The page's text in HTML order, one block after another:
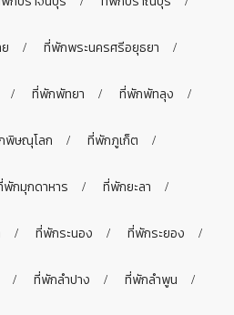
ที่พักพระนครศรีอยุธยา
ที่พักพัทยา ที่พักพัทลุง
พิษณุโลก ที่พักภูเก็ต
พักมุกดาหาร ที่พักยะลา
ที่พักระนอง ที่พักระยอง
ที่พักลำปาง ที่พักลำพูน